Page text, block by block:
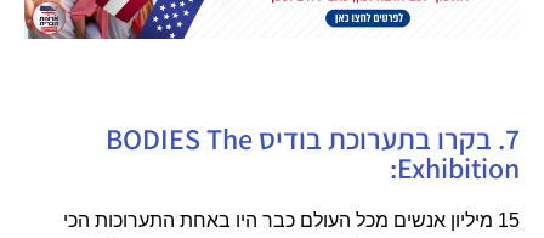
7. בקרו בתערוכת בודיס BODIES The
Exhibition:
15 מיליון אנשים מכל העולם כבר היו באחת התערוכות הכי